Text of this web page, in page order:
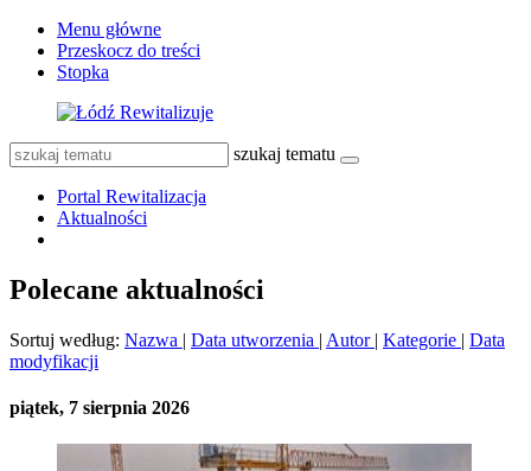
Menu główne
Przeskocz do treści
Stopka
szukaj tematu
Portal Rewitalizacja
Aktualności
Polecane aktualności
Sortuj według: Nazwa | Data utworzenia | Autor | Kategorie | Data
modyfikacji
piątek, 7 sierpnia 2026